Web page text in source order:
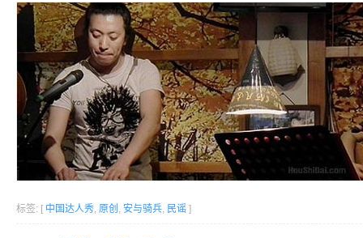
标签: [ 中国达人秀, 原创 , 安与骑兵, 民谣 ]